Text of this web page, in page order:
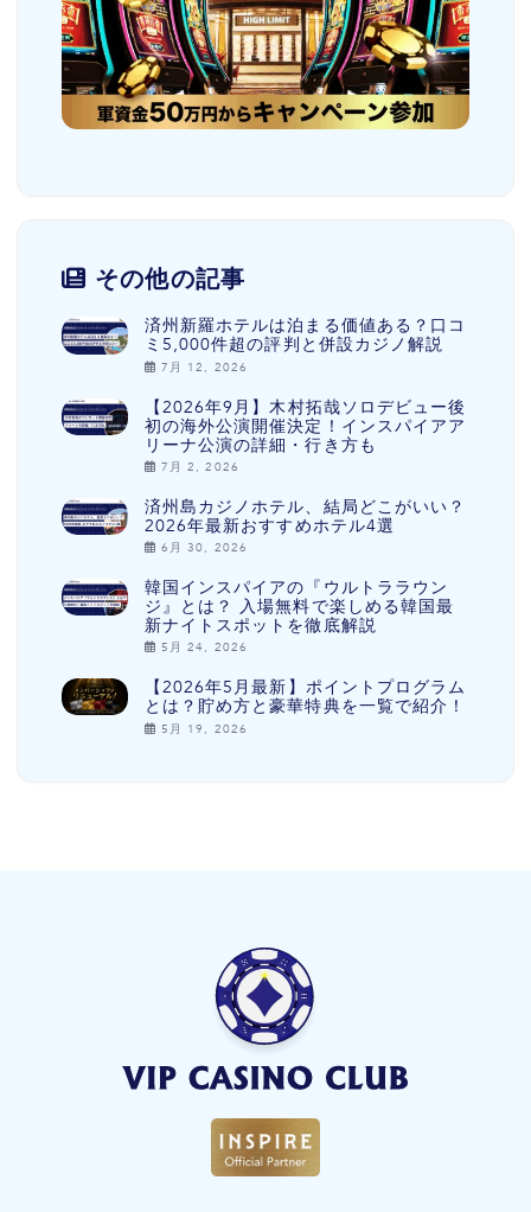
その他の記事
済州新羅ホテルは泊まる価値ある？口コ
ミ5,000件超の評判と併設カジノ解説
7月 12, 2026
【2026年9月】木村拓哉ソロデビュー後
初の海外公演開催決定！インスパイアア
リーナ公演の詳細・行き方も
7月 2, 2026
済州島カジノホテル、結局どこがいい？
2026年最新おすすめホテル4選
6月 30, 2026
韓国インスパイアの『ウルトララウン
ジ』とは？ 入場無料で楽しめる韓国最
新ナイトスポットを徹底解説
5月 24, 2026
【2026年5月最新】ポイントプログラム
とは？貯め方と豪華特典を一覧で紹介！
5月 19, 2026